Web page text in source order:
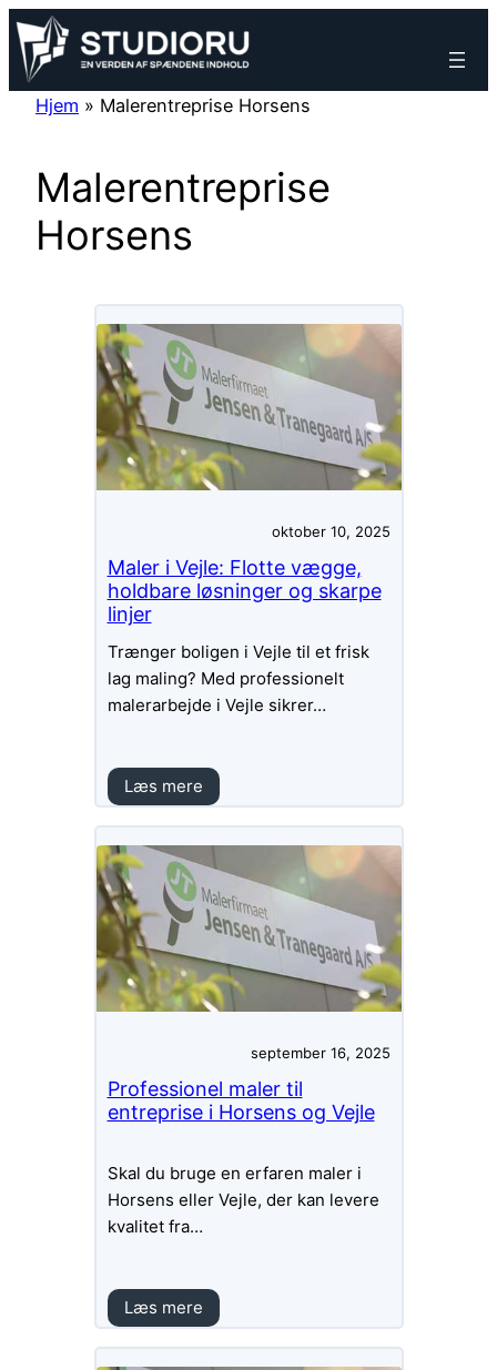
Spring
til
indhold
Hjem » Malerentreprise Horsens
Malerentreprise
Horsens
oktober 10, 2025
Maler i Vejle: Flotte vægge,
holdbare løsninger og skarpe
linjer
Trænger boligen i Vejle til et frisk
lag maling? Med professionelt
malerarbejde i Vejle sikrer…
Læs mere
september 16, 2025
Professionel maler til
entreprise i Horsens og Vejle
Skal du bruge en erfaren maler i
Horsens eller Vejle, der kan levere
kvalitet fra…
Læs mere